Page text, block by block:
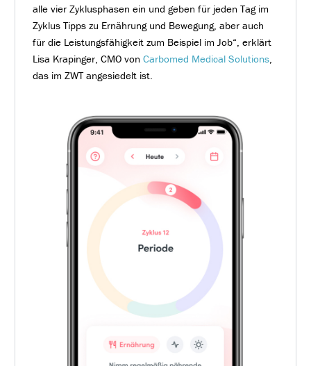
alle vier Zyklusphasen ein und geben für jeden Tag im
Zyklus Tipps zu Ernährung und Bewegung, aber auch
für die Leistungsfähigkeit zum Beispiel im Job“, erklärt
Lisa Krapinger, CMO von Carbomed Medical Solutions,
das im ZWT angesiedelt ist.